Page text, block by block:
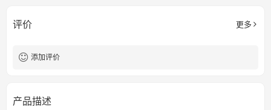
评价 更多
添加评价
产品描述